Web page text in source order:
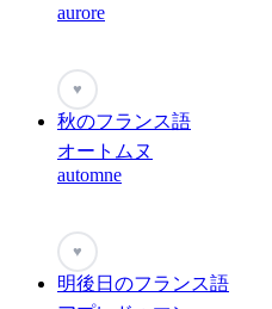
aurore
♥
秋のフランス語
オートムヌ
automne
♥
明後日のフランス語